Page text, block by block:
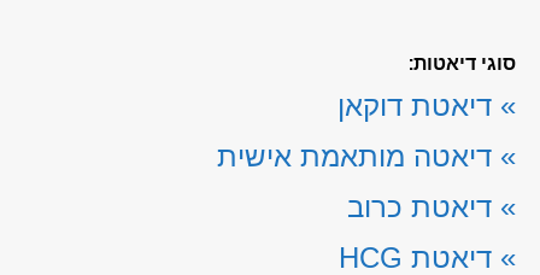
סוגי דיאטות:
» דיאטת דוקאן
» דיאטה מותאמת אישית
» דיאטת כרוב
» דיאטת HCG